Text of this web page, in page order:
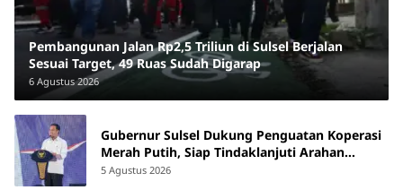
Pembangunan Jalan Rp2,5 Triliun di Sulsel Berjalan
Sesuai Target, 49 Ruas Sudah Digarap
6 Agustus 2026
Gubernur Sulsel Dukung Penguatan Koperasi
Merah Putih, Siap Tindaklanjuti Arahan
Pemerintah Pusat
5 Agustus 2026